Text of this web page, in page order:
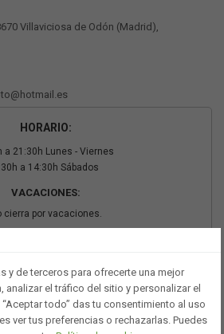
Villaviciosa de Odón (Madrid),
HORARIO:
a 21:30h Lunes - Viernes
a 14:30h Sábados
VACACIONES:
cierra por vacaciones.
y de terceros para ofrecerte una mejor
analizar el tráfico del sitio y personalizar el
todo” das tu consentimiento al uso
ver tus preferencias o rechazarlas. Puedes